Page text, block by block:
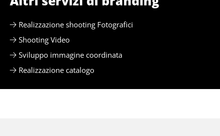
Realizzazione shooting Fotografici
Shooting Video
Sviluppo immagine coordinata
Realizzazione catalogo